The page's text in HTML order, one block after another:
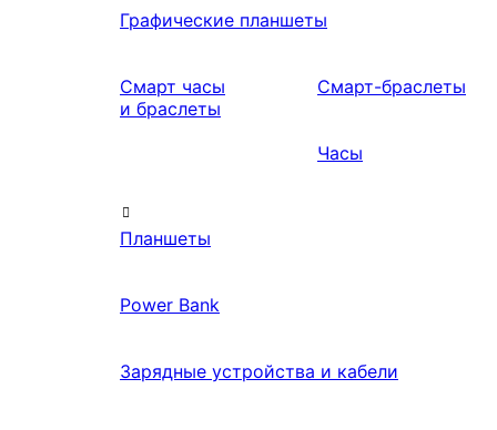
Графические планшеты
Смарт часы
и браслеты
Смарт-браслеты
Часы
Планшеты
Power Bank
Зарядные устройства и кабели